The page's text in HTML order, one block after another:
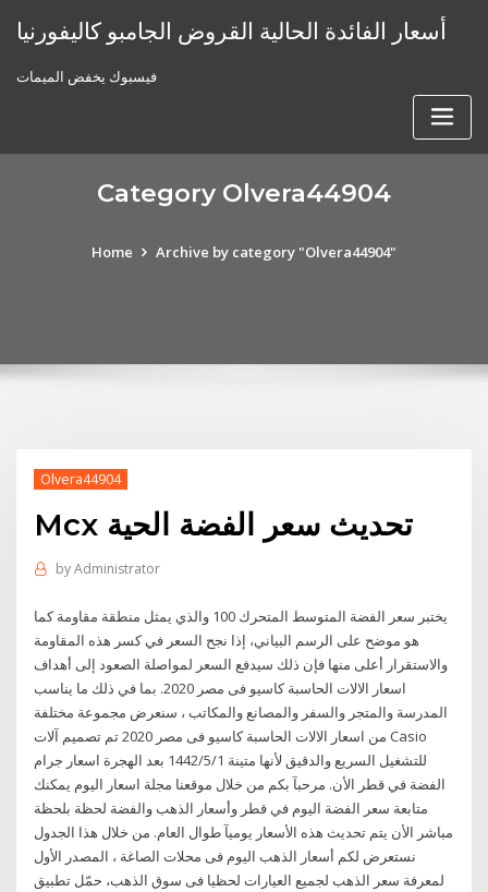
أسعار الفائدة الحالية القروض الجامبو كاليفورنيا
فيسبوك يخفض الميمات
Category Olvera44904
Home Archive by category "Olvera44904"
Olvera44904
Mcx تحديث سعر الفضة الحية
byAdministrator
يختبر سعر الفضة المتوسط المتحرك 100 والذي يمثل منطقة مقاومة كما
هو موضح على الرسم البياني، إذا نجح السعر في كسر هذه المقاومة
والاستقرار أعلى منها فإن ذلك سيدفع السعر لمواصلة الصعود إلى أهداف
اسعار الالات الحاسبة كاسيو فى مصر 2020. بما في ذلك ما يناسب
المدرسة والمتجر والسفر والمصانع والمكاتب ، سنعرض مجموعة مختلفة
من اسعار الالات الحاسبة كاسيو فى مصر 2020 تم تصميم آلات Casio
للتشغيل السريع والدقيق لأنها متينة 1‏‏/5‏‏/1442 بعد الهجرة اسعار جرام
الفضة في قطر الأن. مرحبآ بكم من خلال موقعنا مجلة اسعار اليوم يمكنك
متابعة سعر الفضة اليوم في قطر وأسعار الذهب والفضة لحظة بلحظة
مباشر الأن يتم تحديث هذه الأسعار يوميآ طوال العام. من خلال هذا الجدول
نستعرض لكم أسعار الذهب اليوم فى محلات الصاغة ، المصدر الأول
لمعرفة سعر الذهب لجميع العيارات لحظيا فى سوق الذهب، حمّل تطبيق